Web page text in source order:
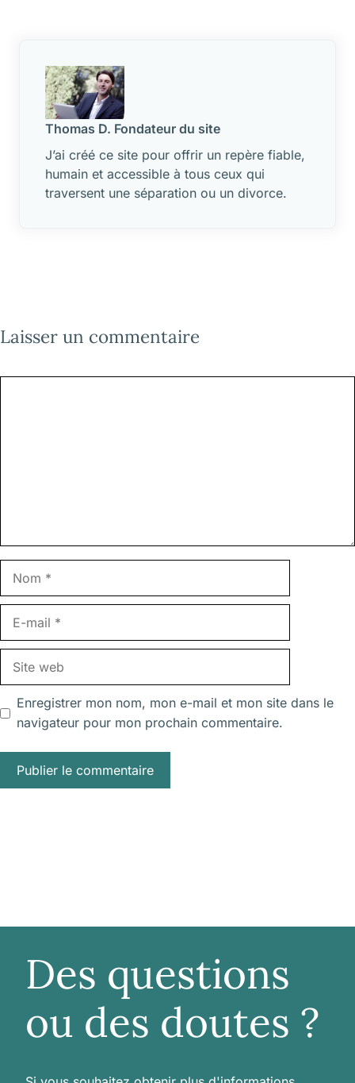
Thomas D. Fondateur du site
J’ai créé ce site pour offrir un repère fiable,
humain et accessible à tous ceux qui
traversent une séparation ou un divorce.
Laisser un commentaire
Enregistrer mon nom, mon e-mail et mon site dans le
navigateur pour mon prochain commentaire.
Des questions
ou des doutes ?